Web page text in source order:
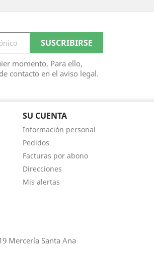
momento. Para ello,
contacto en el aviso legal.
SU CUENTA
Información personal
Pedidos
Facturas por abono
Direcciones
Mis alertas
Mercería Santa Ana